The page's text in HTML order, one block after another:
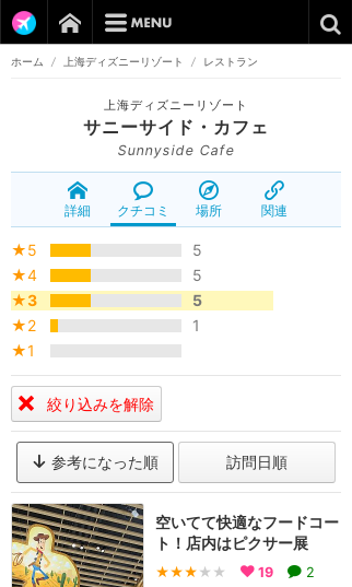
ホーム / 上海ディズニーリゾート / レストラン
上海ディズニーリゾート
サニーサイド・カフェ
Sunnyside Cafe
詳細 クチコミ 場所 関連
★5
5
★4
5
★3
5
★2
1
★1
絞り込みを解除
参考になった順 訪問日順
空いてて快適なフードコー
ト！店内はピクサー展
★★★ ★★ 19 2